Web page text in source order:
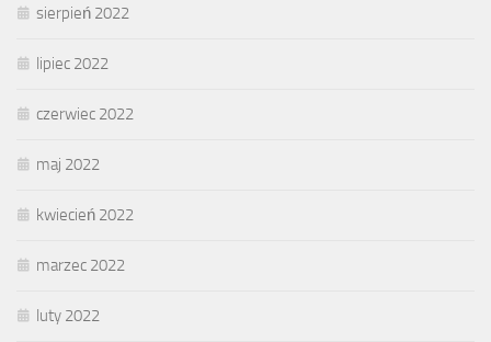
sierpień 2022
lipiec 2022
czerwiec 2022
maj 2022
kwiecień 2022
marzec 2022
luty 2022